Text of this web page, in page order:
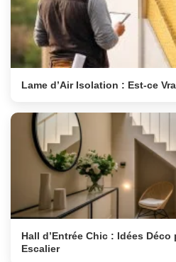
Lame d’Air Isolation : Est-ce
Hall d’Entrée Chic : Idées
Escalier